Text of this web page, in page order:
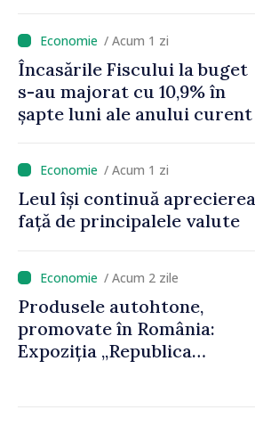
încuraja investițiile, vom
taxa mai mult viciile și
foarte atent vom uniformiza
anumite taxe”
/ Acum 1 zi
Încasările Fiscului la buget
s-au majorat cu 10,9% în
șapte luni ale anului curent
/ Acum 1 zi
Leul își continuă aprecierea
față de principalele valute
/ Acum 2 zile
Produsele autohtone,
promovate în România:
Expoziția „Republica